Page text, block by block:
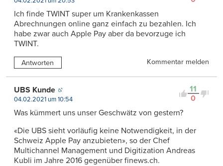
Ich finde TWINT super um Krankenkassen
Abrechnungen online ganz einfach zu bezahlen. Ich
habe zwar auch Apple Pay aber da bevorzuge ich
TWINT.
Antworten Kommentar melden
11
0
UBS Kunde
04.02.2021 um 10:54
Was kümmert uns unser Geschwätz von gestern?
«Die UBS sieht vorläufig keine Notwendigkeit, in der
Schweiz Apple Pay anzubieten», so der Chef
Multichannel Management und Digitization Andreas
Kubli im Jahre 2016 gegenüber finews.ch.